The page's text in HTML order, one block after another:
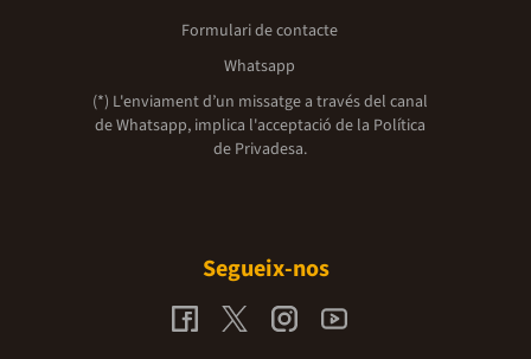
Formulari de contacte
Whatsapp
(*) L'enviament d’un missatge a través del canal
de Whatsapp, implica l'acceptació de la Política
de Privadesa.
Segueix-nos